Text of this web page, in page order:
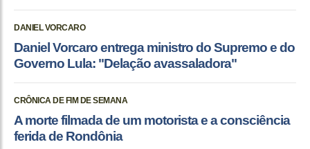
DANIEL VORCARO
Daniel Vorcaro entrega ministro do Supremo e do
Governo Lula: "Delação avassaladora"
CRÔNICA DE FIM DE SEMANA
A morte filmada de um motorista e a consciência
ferida de Rondônia